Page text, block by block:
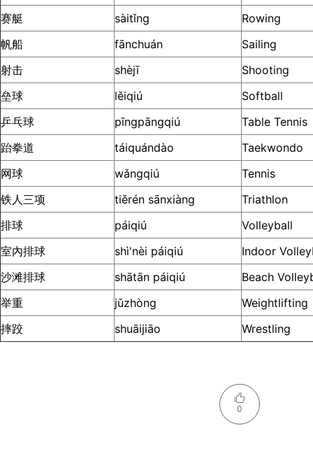
赛艇
sàitǐng
Rowing
帆船
fānchuán
Sailing
射击
shèjī
Shooting
垒球
lěiqiú
Softball
乒乓球
pīngpāngqiú
Table Tennis
跆拳道
táiquándào
Taekwondo
网球
wǎngqiú
Tennis
铁人三项
tiěrén sānxiàng
Triathlon
排球
páiqiú
Volleyball
室內排球
shì'nèi páiqiú
Indoor
沙滩排球
shātān páiqiú
Beach
举重
jǔzhòng
Weightlifting
摔跤
shuāijiāo Wrestling
0